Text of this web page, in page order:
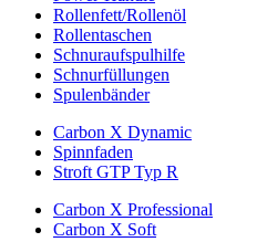
Rollenfett/Rollenöl
Rollentaschen
Schnuraufspulhilfe
Schnurfüllungen
Spulenbänder
Carbon X Dynamic
Spinnfaden
Stroft GTP Typ R
Carbon X Professional
Carbon X Soft